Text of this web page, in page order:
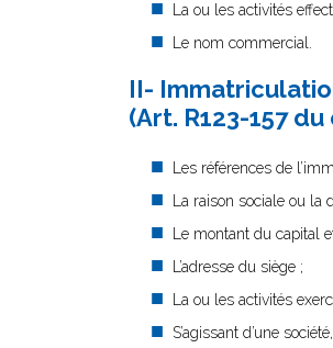
La ou les activités
Le nom commercial.
II-
(Art. R123-157
Les références de
La raison sociale ou
Le montant du capital
L’adresse du siège ;
La ou les activités
S’agissant d’une